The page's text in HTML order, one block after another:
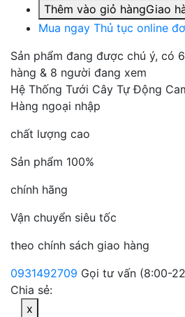
Thêm vào giỏ hàngGiao
Mua ngay Thủ tục online
Sản phẩm đang được chú ý, có
hàng & 8 người đang xem
Hệ Thống Tưới Cây Tự Động
Hàng ngoại nhập
chất lượng cao
Sản phẩm 100%
chính hãng
Vận chuyển siêu tốc
theo chính sách giao hàng
0931492709 Gọi tư vấn (8:00-
Chia sẻ:
x